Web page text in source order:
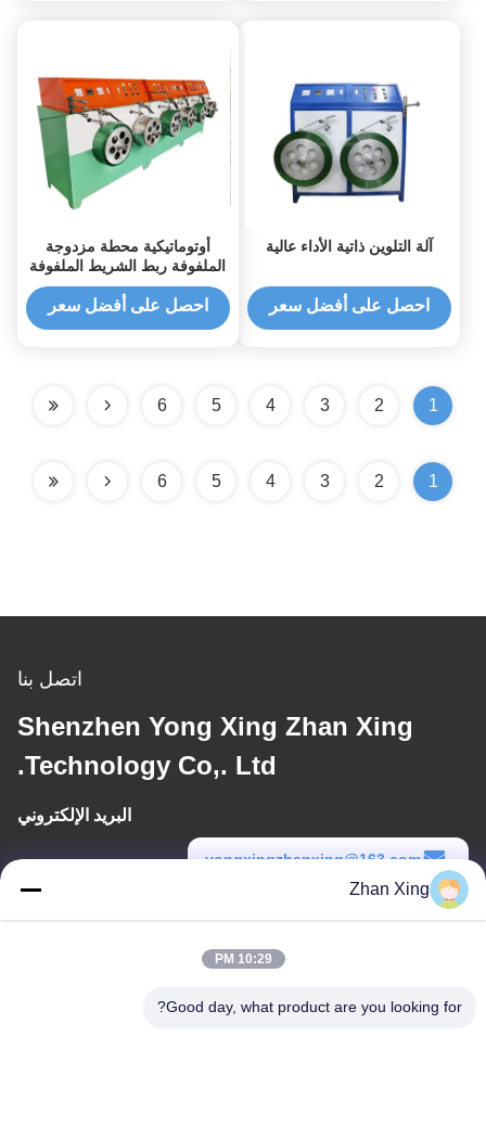
آلة التلوين ذاتية الأداء عالية
احصل على أفضل سعر
أوتوماتيكية محطة مزدوجة
الملفوفة ربط الشريط الملفوفة
احصل على أفضل سعر
1
2
3
4
5
6
1
2
3
4
5
6
اتصل بنا
Shenzhen Yong Xing Zhan Xing
Technology Co,. Ltd.
البريد الإلكتروني
yongxingzhanxing@163.com
Zhan Xing
10:29 PM
Good day, what product are you looking for?